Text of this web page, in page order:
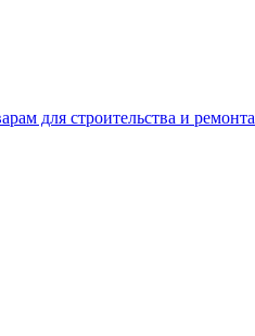
для строительства и ремонта